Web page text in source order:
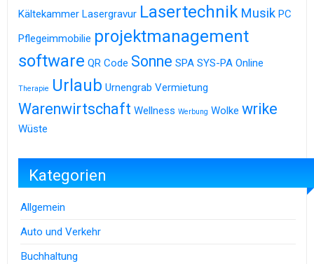
Kältekammer Lasergravur Lasertechnik Musik PC
Pflegeimmobilie projektmanagement
software QR Code Sonne SPA SYS-PA Online
Therapie Urlaub Urnengrab Vermietung
Warenwirtschaft Wellness Werbung Wolke wrike
Wüste
Kategorien
Allgemein
Auto und Verkehr
Buchhaltung